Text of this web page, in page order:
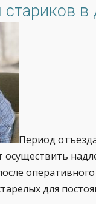
в
Период
осуществить
для